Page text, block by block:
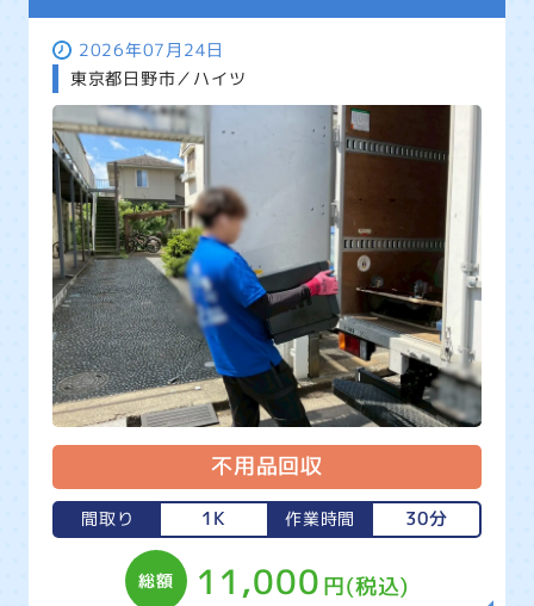
2026年07月24日
東京都日野市／ハイツ
不用品回収
間取り 1K 作業時間 30分
総額 11,000円(税込)